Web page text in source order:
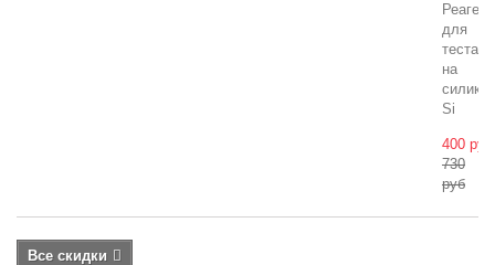
для
теста
на
Si
400 руб
730
руб
Все скидки